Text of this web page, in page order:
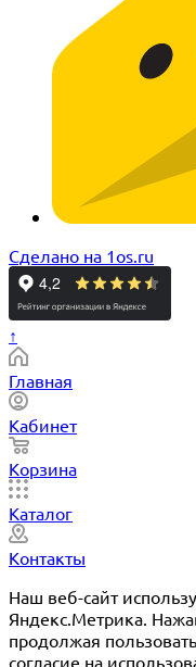
Сделано на 1os.ru
↑
Главная
Кабинет
Корзина
Каталог
Контакты
Наш веб-сайт
Яндекс.Метрика.
продолжая
согласие на